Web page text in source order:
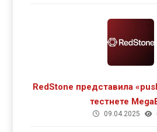
RedStone представила
тестнете
09.04.2025